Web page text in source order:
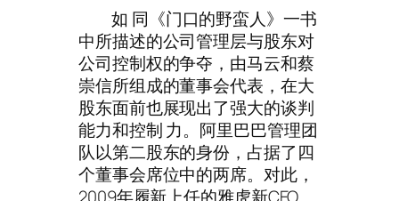
如 同《门口的野蛮人》一书
中所描述的公司管理层与股东对
公司控制权的争夺，由马云和蔡
崇信所组成的董事会代表，在大
股东面前也展现出了强大的谈判
能力和控制 力。阿里巴巴管理团
队以第二股东的身份，占据了四
个董事会席位中的两席。对此，